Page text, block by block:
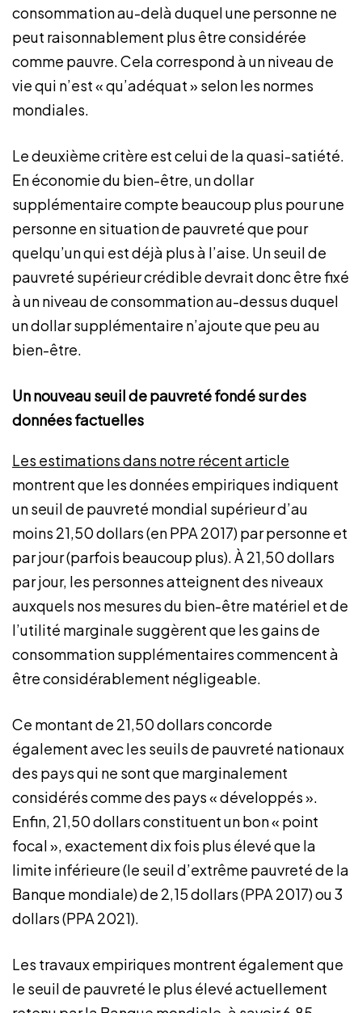
consommation au-delà duquel une personne ne
peut raisonnablement plus être considérée
comme pauvre. Cela correspond à un niveau de
vie qui n’est « qu’adéquat » selon les normes
mondiales.
Le deuxième critère est celui de la quasi-satiété.
En économie du bien-être, un dollar
supplémentaire compte beaucoup plus pour une
personne en situation de pauvreté que pour
quelqu’un qui est déjà plus à l’aise. Un seuil de
pauvreté supérieur crédible devrait donc être fixé
à un niveau de consommation au-dessus duquel
un dollar supplémentaire n’ajoute que peu au
bien-être.
Un nouveau seuil de pauvreté fondé sur des
données factuelles
Les estimations dans notre récent article
montrent que les données empiriques indiquent
un seuil de pauvreté mondial supérieur d’au
moins 21,50 dollars (en PPA 2017) par personne et
par jour (parfois beaucoup plus). À 21,50 dollars
par jour, les personnes atteignent des niveaux
auxquels nos mesures du bien-être matériel et de
l’utilité marginale suggèrent que les gains de
consommation supplémentaires commencent à
être considérablement négligeable.
Ce montant de 21,50 dollars concorde
également avec les seuils de pauvreté nationaux
des pays qui ne sont que marginalement
considérés comme des pays « développés ».
Enfin, 21,50 dollars constituent un bon « point
focal », exactement dix fois plus élevé que la
limite inférieure (le seuil d’extrême pauvreté de la
Banque mondiale) de 2,15 dollars (PPA 2017) ou 3
dollars (PPA 2021).
Les travaux empiriques montrent également que
le seuil de pauvreté le plus élevé actuellement